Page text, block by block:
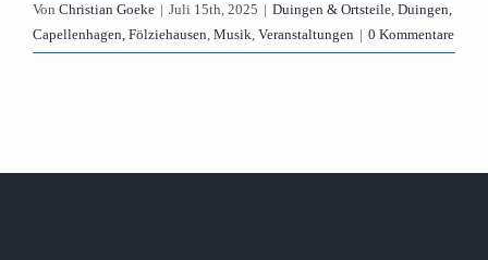
Von Christian Goeke | Juli 15th, 2025 | Duingen & Ortsteile, Duingen,
Capellenhagen, Fölziehausen, Musik, Veranstaltungen | 0 Kommentare